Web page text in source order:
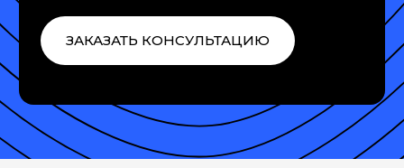
ЗАКАЗАТЬ КОНСУЛЬТАЦИЮ